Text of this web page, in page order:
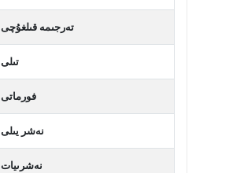
تەرجىمە قىلغۇچى
تىلى
فورماتى
نەشر يىلى
نەشرىيات